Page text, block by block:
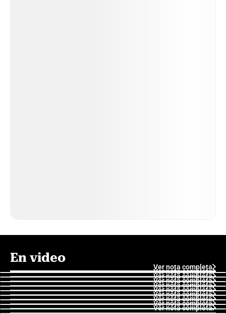
En video
Ver nota completa
Ver nota completa
Ver nota completa
Ver nota completa
Ver nota completa
Ver nota completa
Ver nota completa
Ver nota completa
Ver nota completa
Ver nota completa